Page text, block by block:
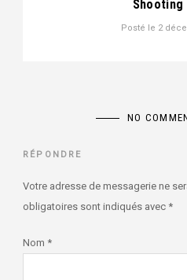
Shooting
Posté le 2
NO
RÉPONDRE
Votre adresse de messagerie ne
obligatoires sont indiqués avec *
Nom *